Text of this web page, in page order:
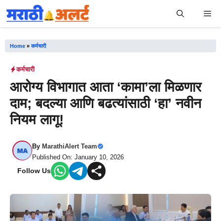
to
Home »कर्मचारी
कर्मचारी
आरोग्य विभागात आता ‘कामा’ला मिळणार
दाम; बदल्या आणि बढत्यांसाठी ‘हा’ नवीन
नियम लागू!
By MarathiAlert Team
Published On: January 10, 2026
Follow Us